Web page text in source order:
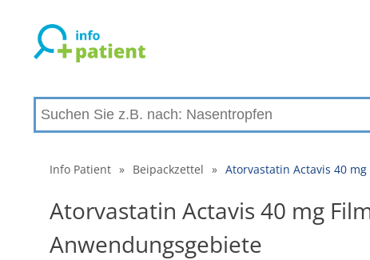
Info Patient » Beipackzettel » Atorvastatin Actavis 40
Atorvastatin Actavis 40 mg
Anwendungsgebiete